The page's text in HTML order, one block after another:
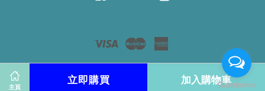
主頁
立即購買 加入購物車
Visa Master
服務條款
退款政策